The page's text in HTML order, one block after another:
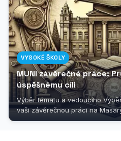
VYSOKÉ ŠKOLY
MUNI závěrečné práce:
úspěšnému cíli
Výběr tématu a vedoucího
vaši závěrečnou práci na
vzrušujícím krokem na...